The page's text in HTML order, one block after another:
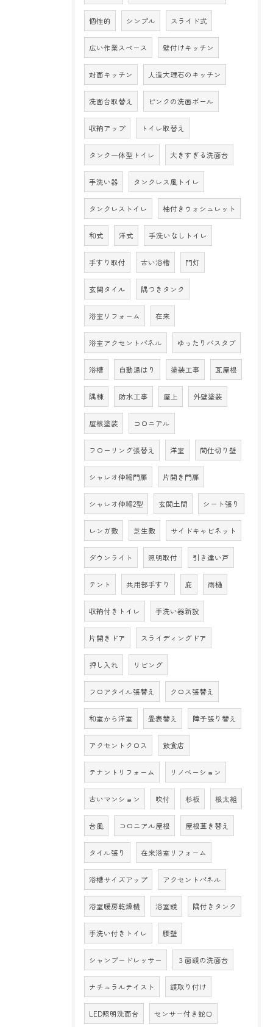
個性的 シンプル スライド式
広い作業スペース 壁付けキッチン
対面キッチン 人造大理石のキッチン
洗面台取替え ピンクの洗面ボール
収納アップ トイレ取替え
タンク一体型トイレ 大きすぎる洗面台
手洗い器 タンクレス風トイレ
タンクレストイレ 袖付きウォシュレット
和式 洋式 手洗いなしトイレ
手すり取付 古い浴槽 門灯
玄関タイル 隅つきタンク
浴室リフォーム 在来
浴室アクセントパネル ゆったりバスタブ
浴槽 自動湯はり 塗装工事 瓦屋根
隅棟 防水工事 屋上 外壁塗装
屋根塗装 コロニアル
フローリング張替え 洋室 間仕切り壁
シャレオ伸縮門扉 片開き門扉
シャレオ伸縮2型 玄関土間 シート張り
レンガ敷 芝生敷 サイドキャビネット
ダウンライト 照明取付 引き違い戸
テント 共用部手すり 庇 雨樋
収納付きトイレ 手洗い器新設
片開きドア スライディングドア
押し入れ リビング
フロアタイル張替え クロス張替え
和室から洋室 畳表替え 障子張り替え
アクセントクロス 飲食店
テナントリフォーム リノベーション
古いマンション 吹付 杉板 根太組
台風 コロニアル屋根 屋根葺き替え
タイル張り 在来浴室リフォーム
浴槽サイズアップ アクセントパネル
浴室暖房乾燥機 浴室鏡 隅付きタンク
手洗い付きトイレ 腰壁
シャンプードレッサー ３面鏡の洗面台
ナチュラルテイスト 鏡取り付け
LED照明洗面台 センサー付き蛇口